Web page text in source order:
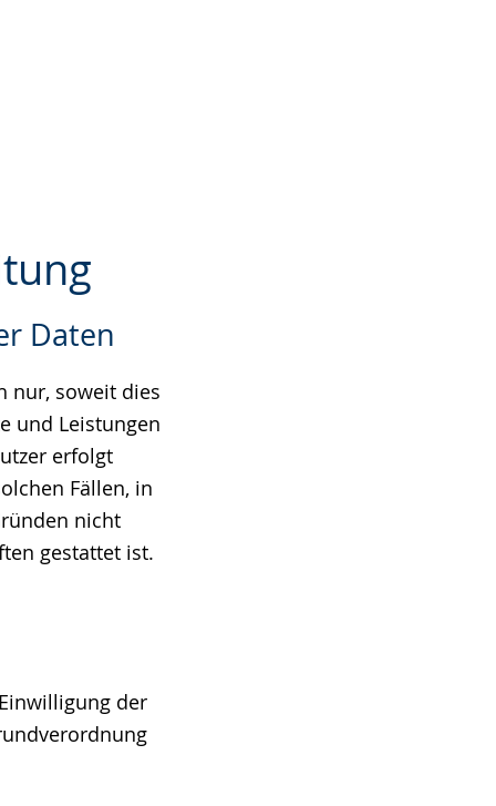
Daten
nur, soweit dies
und Leistungen
erfolgt
Fällen, in
nicht
gestattet ist.
der